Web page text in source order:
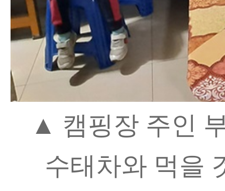
▲ 캠핑장 주인
수태차와 먹을